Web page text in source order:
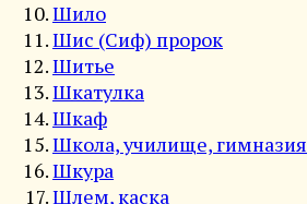
Шило
Шис (Сиф) пророк
Шитье
Шкатулка
Шкаф
Школа, училище, гимназия
Шкура
Шлем, каска